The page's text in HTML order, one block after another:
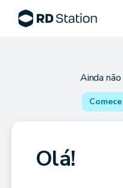
Ainda
Olá!